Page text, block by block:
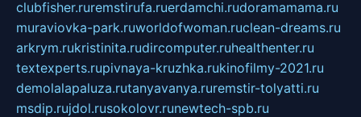
clubfisher.ruremstirufa.ruerdamchi.rudoramamama.ru
muraviovka-park.ruworldofwoman.ruclean-dreams.ru
arkrym.rukristinita.rudircomputer.ruhealthenter.ru
textexperts.rupivnaya-kruzhka.rukinofilmy-2021.ru
demolalapaluza.rutanyavanya.ruremstir-tolyatti.ru
msdip.rujdol.rusokolovr.runewtech-spb.ru